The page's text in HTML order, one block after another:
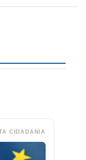
CIDADANIA